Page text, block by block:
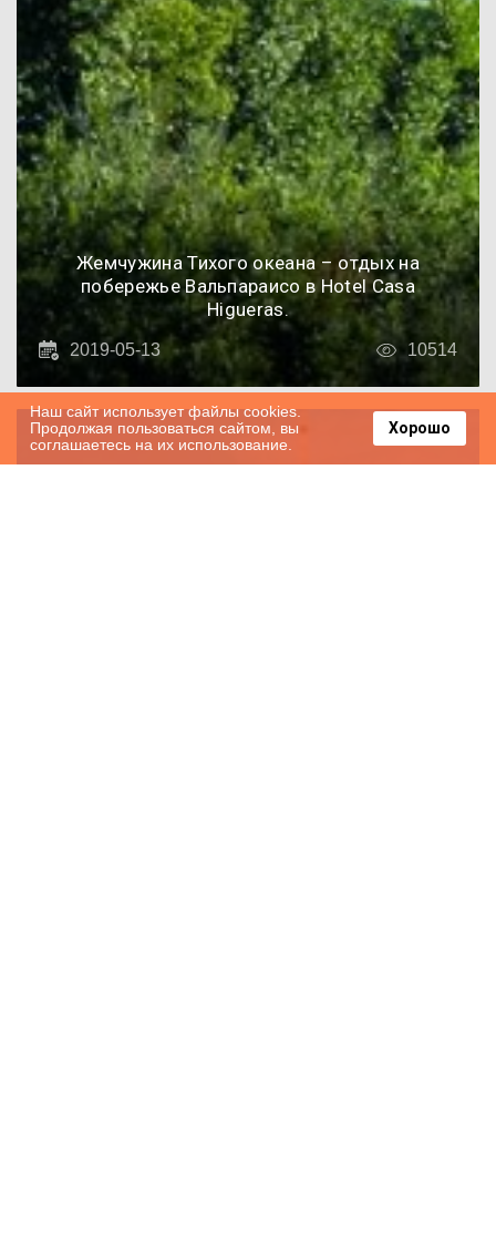
Жемчужина Тихого океана – отдых на
побережье Вальпараисо в Hotel Casa
Higueras.
2019-05-13 10514
Наш сайт использует файлы cookies.
Продолжая пользоваться сайтом, вы
соглашаетесь на их использование.
Хорошо